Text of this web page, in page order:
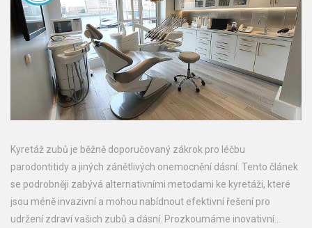
Kyretáž zubů je běžně doporučovaný zákrok pro léčbu
parodontitidy a jiných zánětlivých onemocnění dásní. Tento článek
se podrobněji zabývá alternativními metodami ke kyretáži, které
jsou méně invazivní a mohou nabídnout efektivní řešení pro
udržení zdraví vašich zubů a dásní. Prozkoumáme inovativní